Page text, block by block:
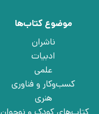
موضوع کتاب‌ها
ناشران
ادبیات
علمی
کسب‌وکار و فناوری
هنری